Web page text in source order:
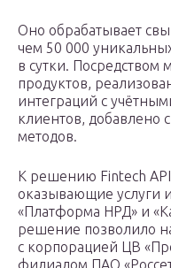
Оно обрабатывает
чем 50 000
в сутки. Посредством
продуктов,
интеграций с
клиентов, добавлено
методов.
К решению Fintech
оказывающие услуги
«Платформа НРД» и
решение позволило
с корпорацией ЦВ
филиалом ПАО